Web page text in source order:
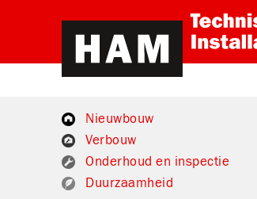
Nieuwbouw
Verbouw
Onderhoud en inspectie
Duurzaamheid